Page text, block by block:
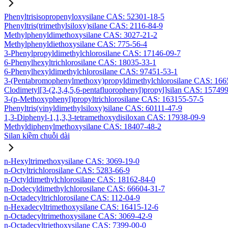
Phenyltrisisopropenyloxysilane CAS: 52301-18-5
Phenyltris(trimethylsiloxy)silane CAS: 2116-84-9
Methylphenyldimethoxysilane CAS: 3027-21-2
Methylphenyldiethoxysilane CAS: 775-56-4
3-Phenylpropyldimethylchlorosilane CAS: 17146-09-7
6-Phenylhexyltrichlorosilane CAS: 18035-33-1
6-Phenylhexyldimethylchlorosilane CAS: 97451-53-1
3-(Pentabromophenylmethoxy)propyldimethylchlorosilane CAS:
Clodimetyl[3-(2,3,4,5,6-pentafluorophenyl)propyl]silan CAS:
3-(p-Methoxyphenyl)propyltrichlorosilane CAS: 163155-57-5
Phenyltris(vinyldimethylsiloxy)silane CAS: 60111-47-9
1,3-Diphenyl-1,1,3,3-tetramethoxydisiloxan CAS: 17938-09-9
Methyldiphenylmethoxysilane CAS: 18407-48-2
Silan kiềm chuỗi dài
n-Hexyltrimethoxysilane CAS: 3069-19-0
n-Octyltrichlorosilane CAS: 5283-66-9
n-Octyldimethylchlorosilane CAS: 18162-84-0
n-Dodecyldimethylchlorosilane CAS: 66604-31-7
n-Octadecyltrichlorosilane CAS: 112-04-9
n-Hexadecyltrimethoxysilane CAS: 16415-12-6
n-Octadecyltrimethoxysilane CAS: 3069-42-9
n-Octadecyltriethoxysilane CAS: 7399-00-0